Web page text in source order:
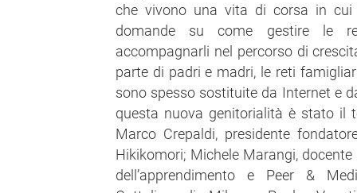
che vivono una vita di corsa in
domande su come gestire le
accompagnarli nel percorso di
parte di padri e madri, le reti
sono spesso sostituite da Internet e
questa nuova genitorialità è stato il
Marco Crepaldi, presidente
Hikikomori; Michele Marangi, docente
dell’apprendimento e Peer &